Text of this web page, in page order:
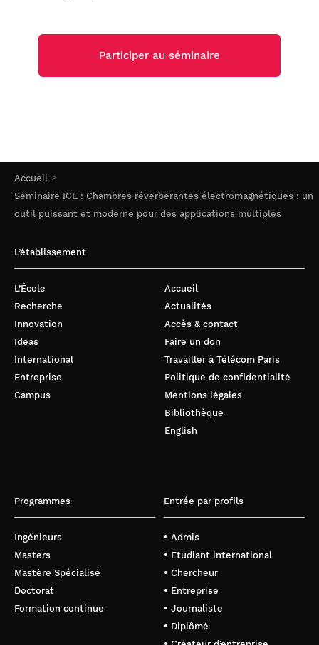
Accueil
Séminaire ICE : Chambres réverbérantes électromagnétiques : un
outil puissant et moderne pour des applications multiples
Participer au séminaire
L’établissement
L’École
Recherche
Innovation
Ideas
International
Entreprise
Campus
Accueil
Actualités
Accès & contact
Faire un don
Travailler à Télécom Paris
Politique de confidentialité
Mentions légales
Bibliothèque
English
Programmes
Ingénieurs
Masters
Mastère Spécialisé
Doctorat
Formation continue
Entrée par profils
• Admis
• Étudiant international
• Chercheur
• Entreprise
• Journaliste
• Diplômé